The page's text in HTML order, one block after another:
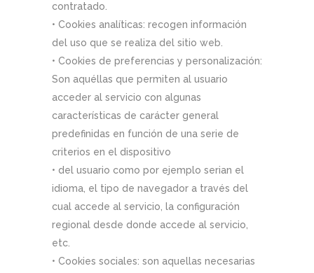
contratado.
• Cookies analíticas: recogen información
del uso que se realiza del sitio web.
• Cookies de preferencias y personalización:
Son aquéllas que permiten al usuario
acceder al servicio con algunas
características de carácter general
predefinidas en función de una serie de
criterios en el dispositivo
• del usuario como por ejemplo serian el
idioma, el tipo de navegador a través del
cual accede al servicio, la configuración
regional desde donde accede al servicio,
etc.
• Cookies sociales: son aquellas necesarias